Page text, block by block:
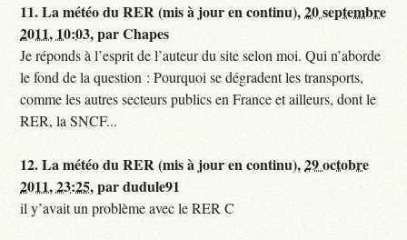
11.La météo du RER (mis à jour en continu),20 septembre
2011, 10:03,parChapes
Je réponds à l’esprit de l’auteur du site selon moi. Qui n’aborde
le fond de la question : Pourquoi se dégradent les transports,
comme les autres secteurs publics en France et ailleurs, dont le
RER, la SNCF...
12.La météo du RER (mis à jour en continu),29 octobre
2011, 23:25,pardudule91
il y’avait un problème avec le RER C